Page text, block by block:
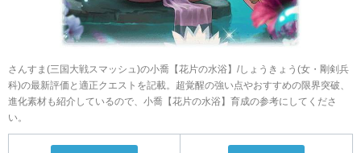
さんすま(三国大戦スマッシュ)の小喬【花片の水浴】/しょうきょう(女・剛剣兵
科)の最新評価と適正クエストを記載。超覚醒の強い点やおすすめの限界突破、
進化素材も紹介しているので、小喬【花片の水浴】育成の参考にしてくださ
い。